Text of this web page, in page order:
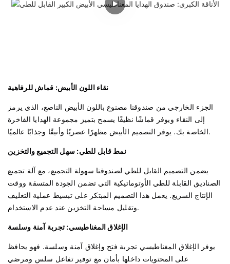
نقاء اللون الأبيض: قماش للرفاهية
الجزء الخارجي من صندوقنا مصنوع باللون الأبيض الناصع، الذي يرمز
إلى النقاء ويوفر قماشًا نظيفًا يسمح بتميز مجموعة الهدايا الفاخرة
الخاصة بك. يوفر التصميم الأبيض مظهرًا عصريًا وأنيقًا وجذابًا عالميًا.
نمط قابل للطي: سهل التجميع والتخزين
يضمن التصميم القابل للطي لصندوقنا سهولة التجميع، مع آلة تجميع
الصناديق القابلة للطي الأوتوماتيكية التي تضمن الجودة المتسقة ووقت
الإنتاج السريع. يعمل هذا التصميم المبتكر على تبسيط عملية التغليف
وتقليل مساحة التخزين عند عدم الاستخدام.
الإغلاق المغناطيسي: تجربة آمنة وسلسة
يوفر الإغلاق المغناطيسي تجربة فتح وإغلاق آمنة وسلسة. فهو يحافظ
على المحتويات داخلها بأمان مع توفير تفاعل سلس ومرضي